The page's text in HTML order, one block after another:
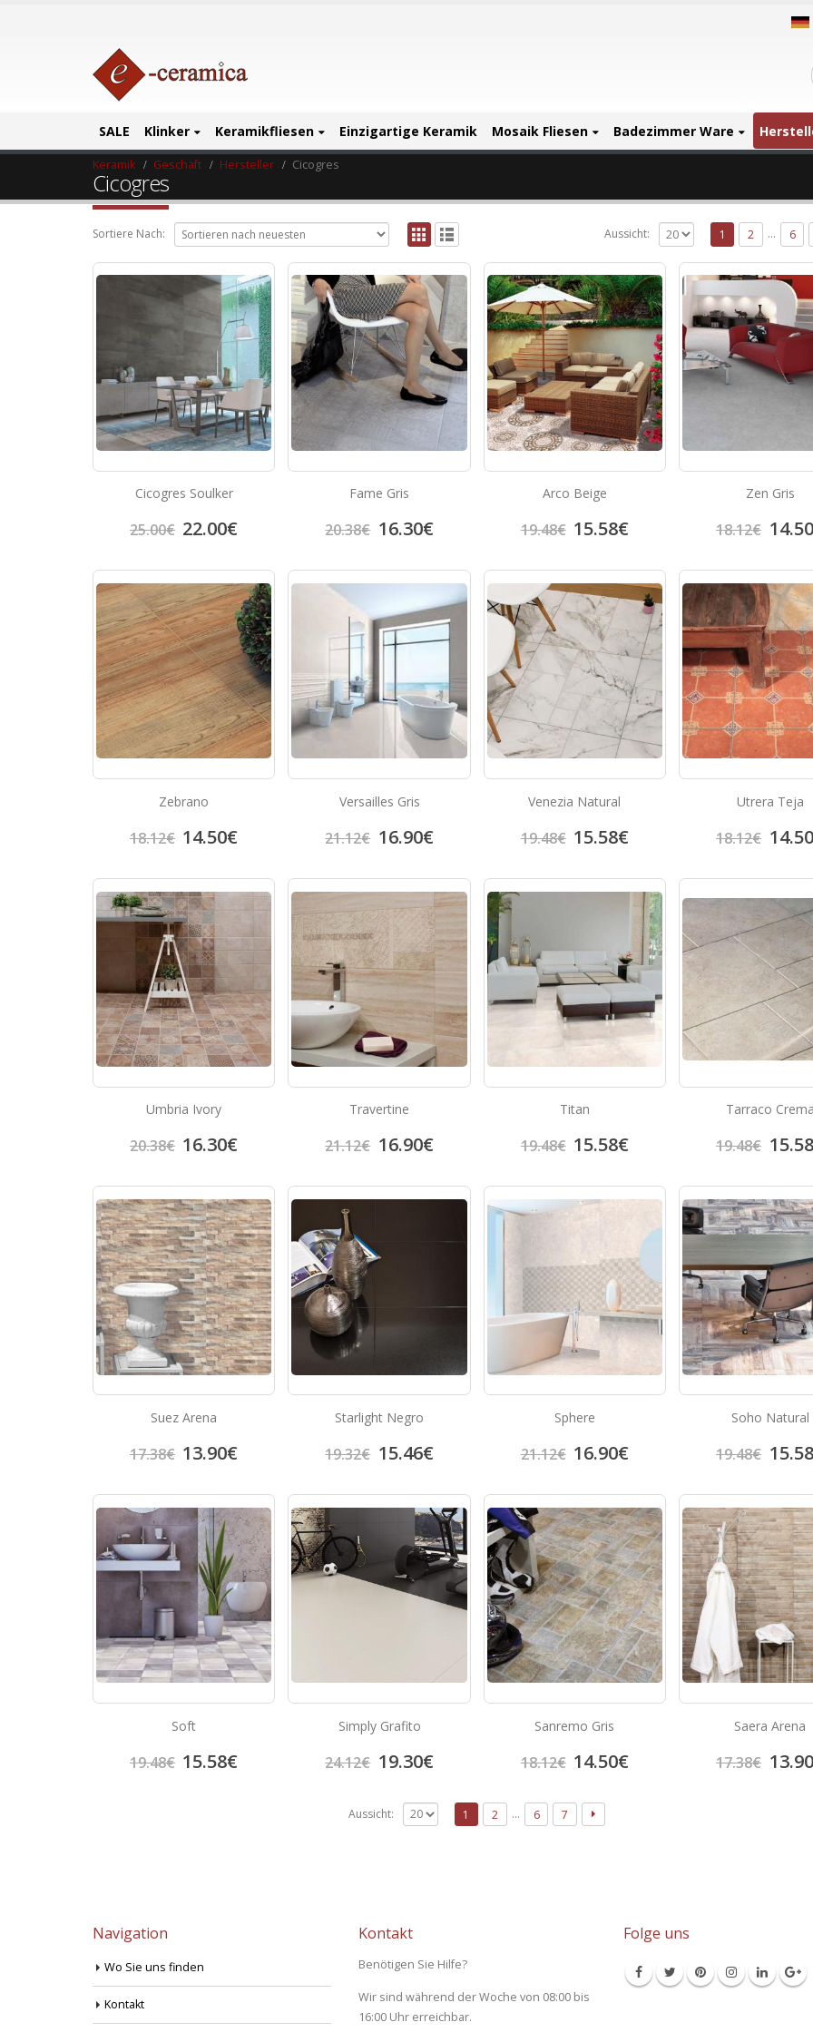
SALE Klinker Keramikfliesen Einzigartige Keramik Mosaik Fliesen Badezimmer Ware
Keramik Geschäft Hersteller Cicogres
Cicogres
Sortiere Nach: Aussicht: 1 2 … 6
Cicogres Soulker
25.00€ 22.00€
Fame Gris
20.38€ 16.30€
Arco Beige
19.48€ 15.58€
Zen Gris
18.12€ 14.50
Zebrano
18.12€ 14.50€
Versailles Gris
21.12€ 16.90€
Venezia Natural
19.48€ 15.58€
Utrera Teja
18.12€ 14.50
Umbria Ivory
20.38€ 16.30€
Travertine
21.12€ 16.90€
Titan
19.48€ 15.58€
Tarraco Crema
19.48€ 15.58
Suez Arena
17.38€ 13.90€
Starlight Negro
19.32€ 15.46€
Sphere
21.12€ 16.90€
Soho Natural
19.48€ 15.58
Soft
19.48€ 15.58€
Simply Grafito
24.12€ 19.30€
Sanremo Gris
18.12€ 14.50€
Saera Arena
17.38€ 13.90
Aussicht: 1 2 … 6 7
Navigation
Wo Sie uns finden
Kontakt
Kontakt
Benötigen Sie Hilfe?
Wir sind während der Woche von 08:00 bis
16:00 Uhr erreichbar.
Folge uns